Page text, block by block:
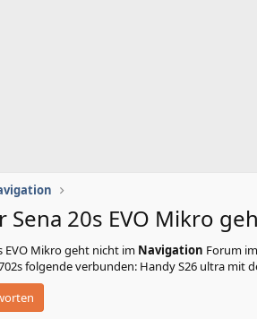
Sena 20s EVO Mikro
EVO Mikro geht nicht im Navigation Forum
folgende verbunden: Handy S26 ultra mit